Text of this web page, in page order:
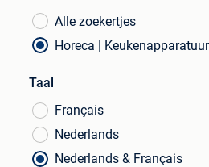
Alle zoekertjes
Horeca | Keukenapparatuur
Taal
Français
Nederlands
Nederlands & Français